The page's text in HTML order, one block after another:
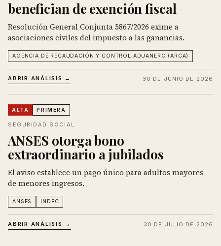
benefician de exención fiscal
Resolución General Conjunta 5867/2026 exime a
asociaciones civiles del impuesto a las ganancias.
AGENCIA DE RECAUDACIÓN Y CONTROL ADUANERO (ARCA)
ABRIR ANÁLISIS → 30 DE JUNIO DE 2026
ALTA PRIMERA
SEGURIDAD SOCIAL
ANSES otorga bono
extraordinario a jubilados
El aviso establece un pago único para adultos mayores
de menores ingresos.
ANSES INDEC
ABRIR ANÁLISIS → 30 DE JULIO DE 2026